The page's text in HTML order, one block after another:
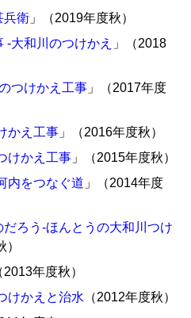
兵衛 」（2019年度秋）
-大和川のつけかえ 」（2018
つけかえ工事 」（2017年度
かえ工事 」（2016年度秋）
けかえ工事 」（2015年度秋）
内をつなぐ道 」（2014年度
ろう-ほんとうの大和川つけ
2013年度秋）
けかえと治水 （2012年度秋）